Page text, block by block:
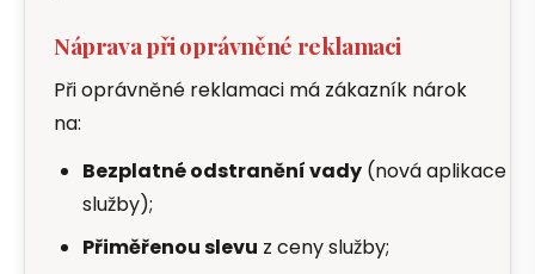
Náprava při oprávněné reklamaci
Při oprávněné reklamaci má zákazník nárok
na:
Bezplatné odstranění vady (nová aplikace
služby);
Přiměřenou slevu z ceny služby;